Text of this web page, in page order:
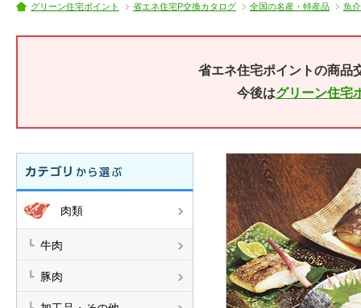
グリーン住宅ポイント 省エネ住宅P交換カタログ 全国の名産・特産品 魚
省エネ住宅ポイントの商品
今後はグリーン住宅
肉類
牛肉
豚肉